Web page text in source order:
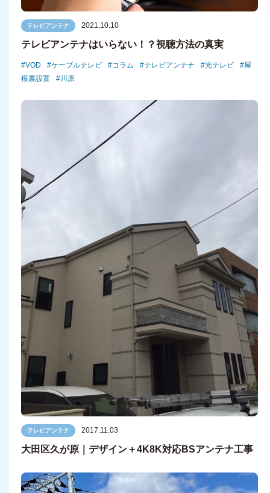
テレビアンテナ 2021.10.10
テレビアンテナはいらない！？視聴方法の真実
VOD ケーブルテレビ コラム テレビアンテナ 光テレビ
屋
根裏設置
川原
テレビアンテナ 2017.11.03
大田区久が原｜デザイン＋4K8K対応BSアンテナ工事